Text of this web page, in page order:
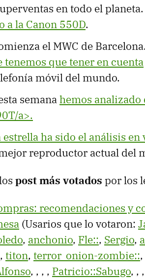
en todo el
a la Canon 550D.
el MWC de
tenemos que tener en cuenta
móvil del mundo.
semanahemos analizado
a>.
ha sido el análisis en
reproductor actual del
post más votados por los
recomendaciones y
(Usarios que lo votaron:
, anchonio, Fle::, Sergio,
, titon, terror_onion-zombie::,
, , , , Patricio::Sabugo, , ,